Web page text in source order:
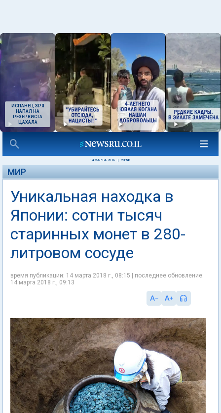
ИСПАНЕЦ ЗРЯ
НАПАЛ НА
РЕЗЕРВИСТА
ЦАХАЛА
14 МАРТА 2018 23:58
МИР
Уникальная находка в
Японии: сотни тысяч
старинных монет в 280-
литровом сосуде
время публикации: 14 марта 2018 г., 08:15 | последнее обновление:
14 марта 2018 г., 09:13